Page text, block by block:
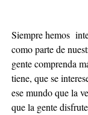
Siempre hemos
como parte de
gente comprenda
tiene, que se
ese mundo que la
que la gente